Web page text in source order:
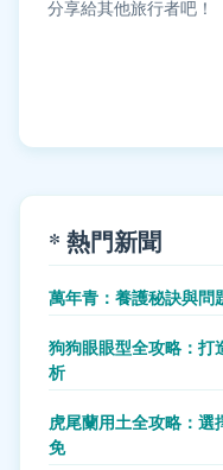
分享給其他旅行者吧！
* 熱門新聞
萬年青：養護秘訣與問
狗狗眼眼型全攻略：打
析
虎尾蘭用土全攻略：選
免